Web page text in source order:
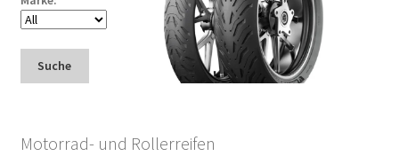
Suche
Motorrad- und Rollerreifen